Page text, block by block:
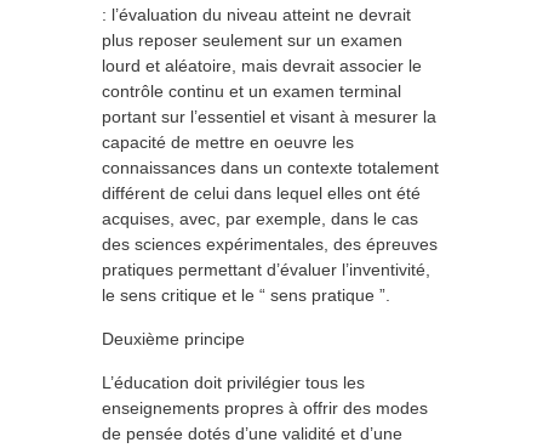
: l’évaluation du niveau atteint ne devrait
plus reposer seulement sur un examen
lourd et aléatoire, mais devrait associer le
contrôle continu et un examen terminal
portant sur l’essentiel et visant à mesurer la
capacité de mettre en oeuvre les
connaissances dans un contexte totalement
différent de celui dans lequel elles ont été
acquises, avec, par exemple, dans le cas
des sciences expérimentales, des épreuves
pratiques permettant d’évaluer l’inventivité,
le sens critique et le “ sens pratique ”.
Deuxième principe
L’éducation doit privilégier tous les
enseignements propres à offrir des modes
de pensée dotés d’une validité et d’une